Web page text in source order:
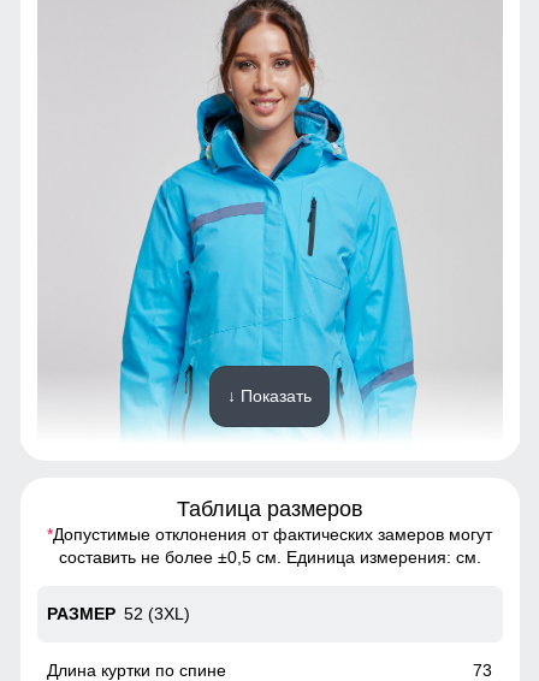
Благодаря универсальной посадке куртка подойдет
девушкам и женщинам с различным типом фигур.
Съемный ветрозащитный капюшон
Капюшон надежно защищает от различных внешних
↓ Показать
Таблица размеров
*Допустимые отклонения от фактических замеров могут
составить не более ±0,5 см. Единица измерения: см.
52 (3XL)
73